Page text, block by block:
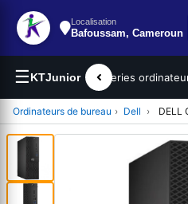
Localisation
Bafoussam, Cameroun
☰KTJunior
portables Batteries
Ordinateurs de bureau › Dell › DELL